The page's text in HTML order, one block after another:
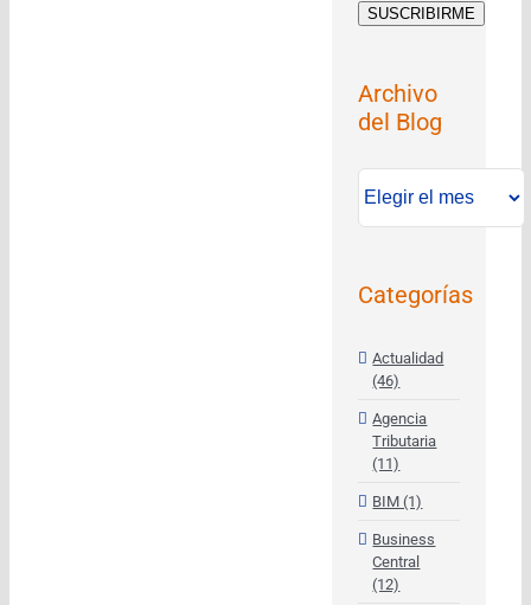
Archivo
del Blog
del
Blog
Categorías
Actualidad
(46)
Agencia
Tributaria
(11)
BIM (1)
Business
Central
(12)